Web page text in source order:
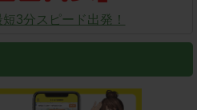
3分スピード出発！